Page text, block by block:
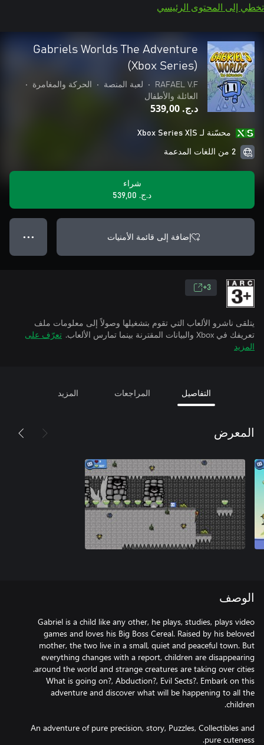
تخطي إلى المحتوى الرئيسي
Gabriels Worlds The Adventure
(Xbox Series)
RAFAEL V.F
• لعبة المنصة • الحركة والمغامرة
•
العائلة والأطفال
د.ج.‏ 539,00
محسّنة لـ Xbox Series X|S
2 من اللغات المدعمة
شراء
د.ج.‏ 539,00
إضافة إلى قائمة الأمنيات ● ● ●
3+
يتلقى ناشرو الألعاب التي تقوم بتشغيلها وصولاً إلى معلومات ملف
تعريفك في Xbox والبيانات المقترنة بينما تمارس الألعاب.
تعرّف على
المزيد
التفاصيل المراجعات المزيد
المعرض
الوصف
Gabriel is a child like any other, he plays, studies, plays video
games and loves his Big Boss Cereal. Raised by his beloved
mother, the two live in a small, quiet and peaceful town. But
everything changes with a report, children are disappearing
What is going on?, Abduction?, Evil Sects?. Embark on this
adventure and discover what will be happening to all the
An adventure of pure precision, story, Puzzles, Collectibles and